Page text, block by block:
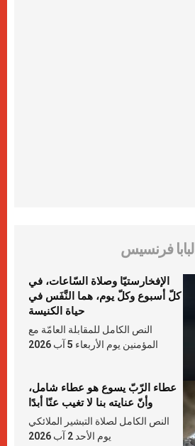
البابا فرنسيس
الإفخارستيّا وصلاة السّاعات، في
كلّ أسبوع وكلّ يوم، هما النَّفَس في
حياة الكنيسة
النص الكامل للمقابلة العامّة مع
المؤمنين يوم الأربعاء 5 آب 2026
عطاء الرّبّ يسوع هو عطاء شامل،
وأنّ عنايته بنا لا تغيب عنّا أبدًا
النص الكامل لصلاة التبشير الملائكي
يوم الأحد 2 آب 2026